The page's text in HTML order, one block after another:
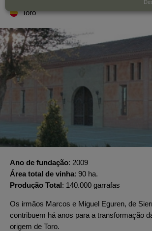
Toro
Ano de fundação 2009
Área total de vinha 90 ha.
Produção Total 140.000 garrafas
Os irmãos Marcos e Miguel Eguren, de
contribuem há anos para a transformação
origem de Toro.